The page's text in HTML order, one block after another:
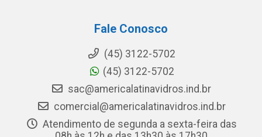
Fale Conosco
(45) 3122-5702
(45) 3122-5702
sac@americalatinavidros.ind.br
comercial@americalatinavidros.ind.br
Atendimento de segunda a sexta-feira das